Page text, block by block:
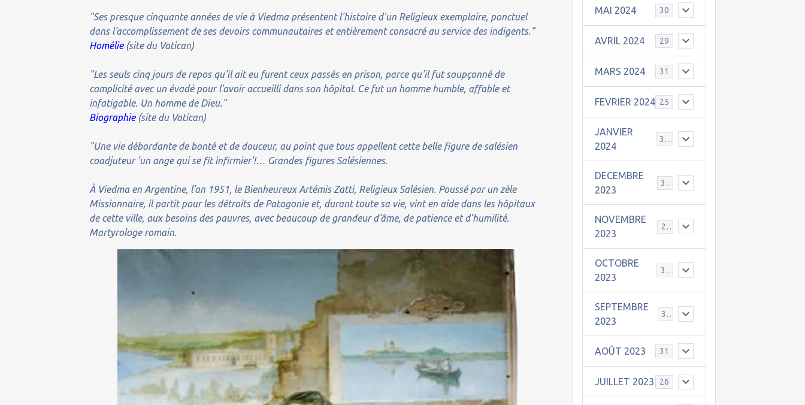
"Ses presque cinquante années de vie à Viedma présentent l'histoire d'un Religieux exemplaire, ponctuel
dans l'accomplissement de ses devoirs communautaires et entièrement consacré au service des indigents."
Homélie(site du Vatican)
"Les seuls cinq jours de repos qu'il ait eu furent ceux passés en prison, parce qu'il fut soupçonné de
complicité avec un évadé pour l'avoir accueilli dans son hôpital. Ce fut un homme humble, affable et
infatigable. Un homme de Dieu."
Biographie(site du Vatican)
"Une vie débordante de bonté et de douceur, au point que tous appellent cette belle figure de salésien
coadjuteur 'un ange qui se fit infirmier'!… Grandes figures Salésiennes.
À Viedma en Argentine, l’an 1951, le Bienheureux Artémis Zatti, Religieux Salésien. Poussé par un zèle
Missionnaire, il partit pour les détroits de Patagonie et, durant toute sa vie, vint en aide dans les hôpitaux
de cette ville, aux besoins des pauvres, avec beaucoup de grandeur d’âme, de patience et d’humilité.
Martyrologe romain.
MAI 2024 30
AVRIL 2024 29
MARS 2024 31
FEVRIER 2024 25
JANVIER
2024
30
DECEMBRE
2023
31
NOVEMBRE
2023
24
OCTOBRE
2023
31
SEPTEMBRE
2023
30
AOÛT 2023 31
JUILLET 2023 26